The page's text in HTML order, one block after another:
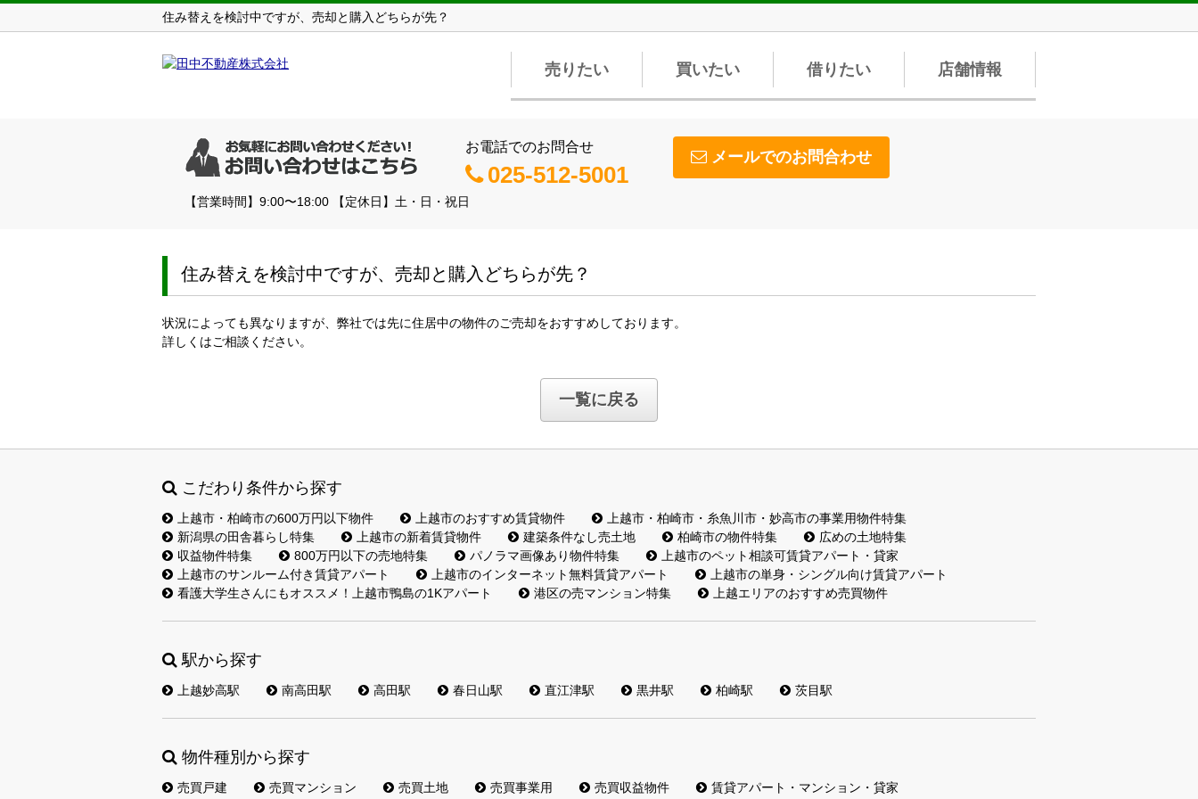
住み替えを検討中ですが、売却と購入どちらが先？
売りたい 買いたい 借りたい 店舗情報
お電話でのお問合せ
025-512-5001
メールでのお問合わせ
【営業時間】9:00〜18:00 【定休日】土・日・祝日
住み替えを検討中ですが、売却と購入どちらが先？
状況によっても異なりますが、弊社では先に住居中の物件のご売却をおすすめしております。
詳しくはご相談ください。
一覧に戻る
こだわり条件から探す
上越市・柏崎市の600万円以下物件 上越市のおすすめ賃貸物件
上越市・柏崎市・糸魚川市・妙高市の事業用物件特集
新潟県の田舎暮らし特集
上越市の新着賃貸物件 建築条件なし売土地 柏崎市の物件特集
広めの土地特集
収益物件特集
800万円以下の売地特集 パノラマ画像あり物件特集
上越市のペット相談可賃貸アパート・貸家
上越市のサンルーム付き賃貸アパート
上越市のインターネット無料賃貸アパート
上越市の単身・シングル向け賃貸アパート
看護大学生さんにもオススメ！上越市鴨島の1Kアパート
港区の売マンション特集 上越エリアのおすすめ売買物件
駅から探す
上越妙高駅 南高田駅 高田駅 春日山駅 直江津駅 黒井駅 柏崎駅 茨目駅
物件種別から探す
売買戸建 売買マンション 売買土地 売買事業用 売買収益物件 賃貸アパート・マンション・貸家